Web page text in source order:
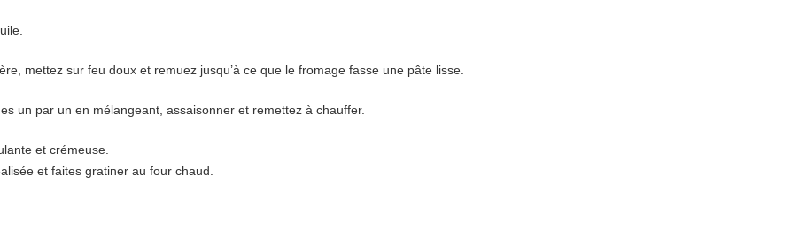
mettez sur feu doux et remuez jusqu’à ce que le fromage fasse une pâte lisse.
un par un en mélangeant, assaisonner et remettez à chauffer.
et crémeuse.
et faites gratiner au four chaud.